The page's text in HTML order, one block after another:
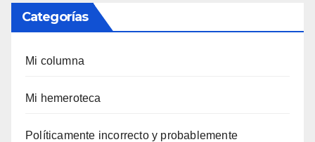
Categorías
Mi columna
Mi hemeroteca
Polí­ticamente incorrecto y probablemente